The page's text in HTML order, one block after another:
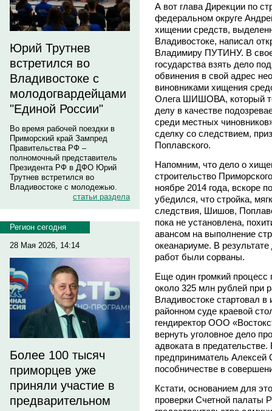
Юрий Трутнев
встретился во
Владивостоке с
молодогвардейцами
"Единой России"
Во время рабочей поездки в
Приморский край Зампред
Правительства РФ –
полномочный представитель
Президента РФ в ДФО Юрий
Трутнев встретился во
Владивостоке с молодежью.
статьи раздела
Регион сегодня
28 Мая 2026, 14:14
Более 100 тысяч
приморцев уже
приняли участие в
предварительном
А вот глава Дирекции по
федеральном округе
хищении средств,
Владивостоке, написал
Владимиру ПУТИНУ. В
государства взять дело
обвинения в свой адрес
виновниками хищения
Олега ШИШОВА, который
делу в качестве
среди местных
сделку со следствием,
Поплавского.
Напомним, что дело о
строительство
ноябре 2014 года, вскоре
убедился, что стройка,
следствия, Шишов,
пока не установлена,
авансом на выполнение
океанариуме. В
работ были сорваны.
Еще один громкий
около 325 млн рублей при
Владивостоке стартовал
районном суде краевой
гендиректор ООО
вернуть уголовное дело
адвоката в
предприниматель
пособничестве в
Кстати, основанием для
проверки Счетной палаты